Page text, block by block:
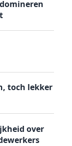
toch lekker
over